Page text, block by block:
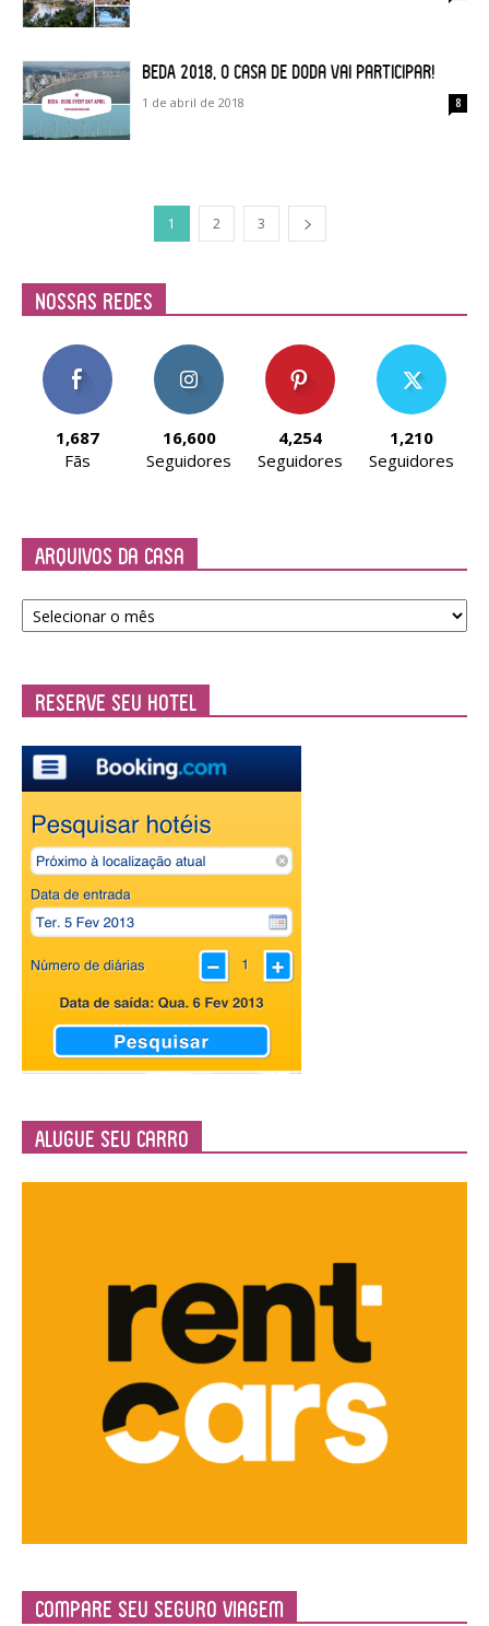
BEDA 2018, o Casa de Doda vai participar!
1 de abril de 2018 8
1 2 3
Nossas Redes
1,687
Fãs
16,600
Seguidores
4,254
Seguidores
1,210
Seguidores
Arquivos da Casa
Arquivos
da
Reserve seu Hotel
Alugue seu Carro
Compare Seu Seguro Viagem